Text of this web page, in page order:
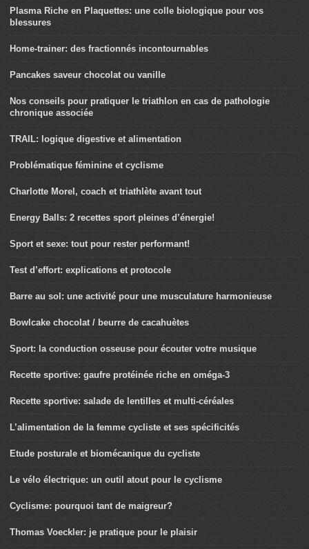
Plasma Riche en Plaquettes: une colle biologique pour vos
blessures
Home-trainer: des fractionnés incontournables
Pancakes saveur chocolat ou vanille
Nos conseils pour pratiquer le triathlon en cas de pathologie
chronique associée
TRAIL: logique digestive et alimentation
Problématique féminine et cyclisme
Charlotte Morel, coach et triathlète avant tout
Energy Balls: 2 recettes sport pleines d’énergie!
Sport et sexe: tout pour rester performant!
Test d’effort: explications et protocole
Barre au sol: une activité pour une musculature harmonieuse
Bowlcake chocolat / beurre de cacahuètes
Sport: la conduction osseuse pour écouter votre musique
Recette sportive: gaufre protéinée riche en oméga-3
Recette sportive: salade de lentilles et multi-céréales
L’alimentation de la femme cycliste et ses spécificités
Etude posturale et biomécanique du cycliste
Le vélo électrique: un outil atout pour le cyclisme
Cyclisme: pourquoi tant de maigreur?
Thomas Voeckler: je pratique pour le plaisir